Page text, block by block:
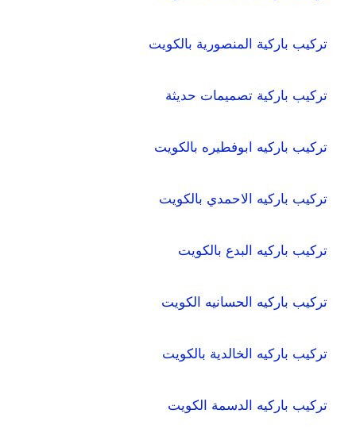
تركيب باركية المنصورية بالكويت
تركيب باركية تصميمات حديثة
تركيب باركيه ابوفطيره بالكويت
تركيب باركيه الاحمدي بالكويت
تركيب باركيه البدع بالكويت
تركيب باركيه الحسانيه الكويت
تركيب باركيه الخالدية بالكويت
تركيب باركيه الدسمة الكويت